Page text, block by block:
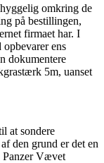
omkring de
på bestillingen,
firmaet har. I
ens
dokumentere
5m, uanset
at sondere
den grund er det en
Panzer Vævet